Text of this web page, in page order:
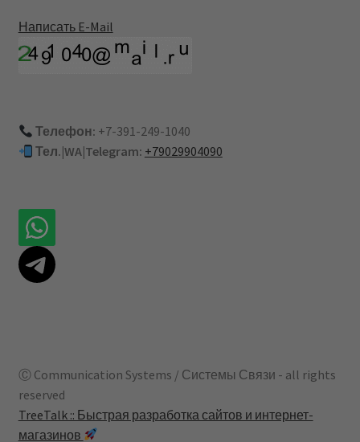
Написать E-Mail
Телефон: +7-391-249-1040
Тел.|WA|Telegram: +79029904090
Ⓒ Communication Systems / Системы Связи - all rights
reserved
TreeTalk :: Быстрая разработка сайтов и интернет-
магазинов